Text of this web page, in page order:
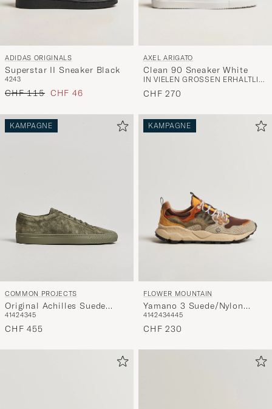
ADIDAS ORIGINALS
Superstar II Sneaker Black
4243
Regulärer Preis
CHF 115 Reduzierter Preis
CHF 46
AXEL ARIGATO
Clean 90 Sneaker White
IN VIELEN GRÖSSEN ERHÄLTLICH
CHF 270
KAMPAGNE
COMMON PROJECTS
Original Achilles Suede
Sneaker Moss
41424345
CHF 455
KAMPAGNE
FLOWER MOUNTAIN
Yamano 3 Suede/Nylon
Sneaker Olive
4142434445
CHF 230